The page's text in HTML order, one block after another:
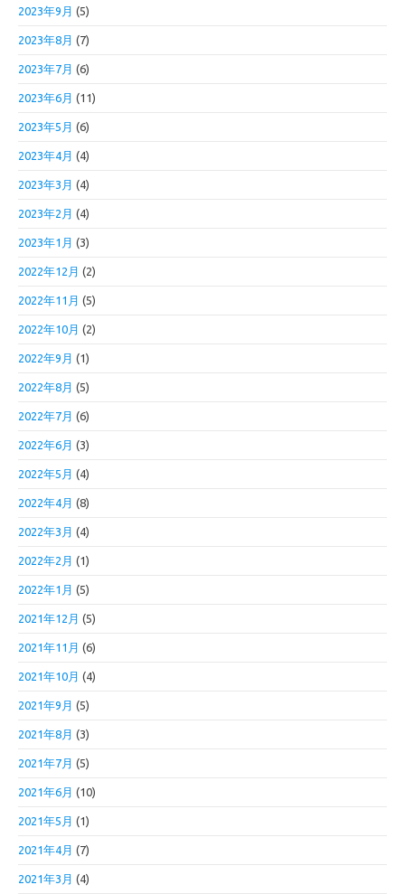
2023年9月 (5)
2023年8月 (7)
2023年7月 (6)
2023年6月 (11)
2023年5月 (6)
2023年4月 (4)
2023年3月 (4)
2023年2月 (4)
2023年1月 (3)
2022年12月 (2)
2022年11月 (5)
2022年10月 (2)
2022年9月 (1)
2022年8月 (5)
2022年7月 (6)
2022年6月 (3)
2022年5月 (4)
2022年4月 (8)
2022年3月 (4)
2022年2月 (1)
2022年1月 (5)
2021年12月 (5)
2021年11月 (6)
2021年10月 (4)
2021年9月 (5)
2021年8月 (3)
2021年7月 (5)
2021年6月 (10)
2021年5月 (1)
2021年4月 (7)
2021年3月 (4)